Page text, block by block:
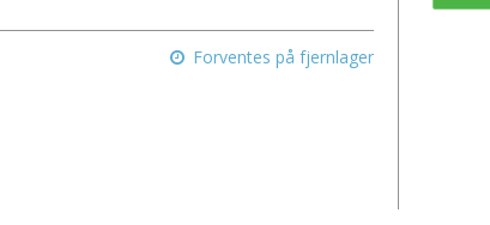
Forventes på fjernlager